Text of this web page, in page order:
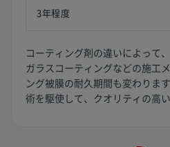
3年程度
コーティング剤の違いによって
ガラスコーティングなどの施工
ング被膜の耐久期間も変わりま
術を駆使して、クオリティの高